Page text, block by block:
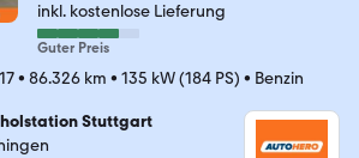
inkl. kostenlose Lieferung
Guter Preis
• 86.326 km • 135 kW (184 PS) • Benzin
Stuttgart